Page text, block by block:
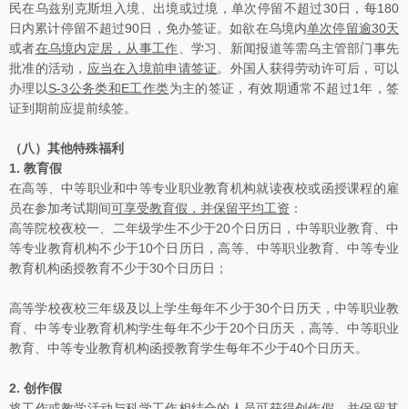
民在乌兹别克斯坦入境、出境或过境，单次停留不超过30日，每180
日内累计停留不超过90日，免办签证。如欲在乌境内单次停留逾30天
或者在乌境内定居，从事工作 、学习、新闻报道等需乌主管部门事先
批准的活动， 应当在入境前申请签证。外国人获得劳动许可后，可以
办理以S-3公务类和E工作类为主的签证，有效期通常不超过1年，签
证到期前应提前续签。
（八）其他特殊福利
1. 教育假
在高等、中等职业和中等专业职业教育机构就读夜校或函授课程的雇
员在参加考试期间可享受教育假，并保留平均工资 ：
高等院校夜校一、二年级学生不少于20个日历日，中等职业教育、中
等专业教育机构不少于10个日历日，高等、中等职业教育、中等专业
教育机构函授教育不少于30个日历日；
高等学校夜校三年级及以上学生每年不少于30个日历天，中等职业教
育、中等专业教育机构学生每年不少于20个日历天，高等、中等职业
教育、中等专业教育机构函授教育学生每年不少于40个日历天。
2. 创作假